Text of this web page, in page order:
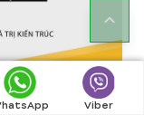
Viber